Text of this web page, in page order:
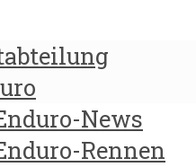
News
Rennen